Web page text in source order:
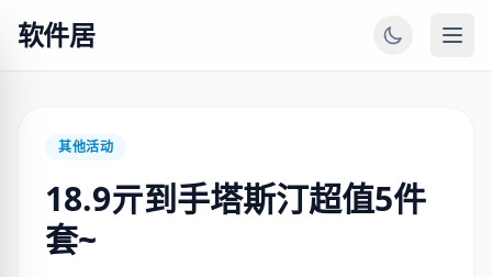
软件居
其他活动
18.9亓到手塔斯汀超值5件
套~